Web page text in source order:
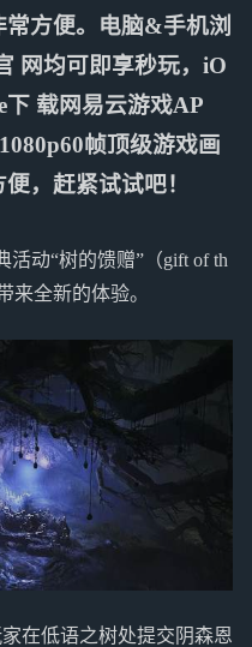
方便。电脑&手机浏
网均可即享秒玩，iO
载网易云游戏AP
帧顶级游戏画
，赶紧试试吧！
动“树的馈赠”（gift of th
来全新的体验。
在低语之树处提交阴森恩